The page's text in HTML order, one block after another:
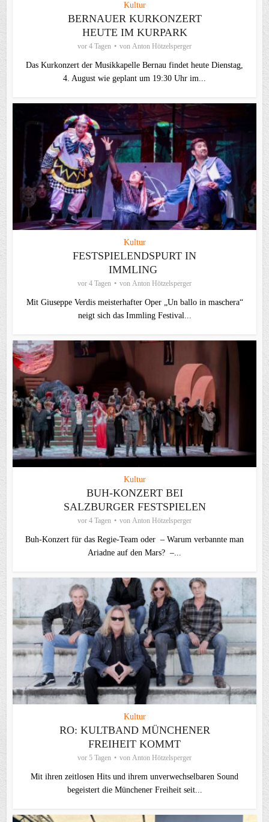
Kultur
BERNAUER KURKONZERT
HEUTE IM KURPARK
vor 4 Tagen von Anton Hötzelsperger
Das Kurkonzert der Musikkapelle Bernau findet heute Dienstag,
4. August wie geplant um 19:30 Uhr im...
Kultur
FESTSPIELENDSPURT IN
IMMLING
vor 4 Tagen von Anton Hötzelsperger
Mit Giuseppe Verdis meisterhafter Oper „Un ballo in maschera“
neigt sich das Immling Festival...
Kultur
BUH-KONZERT BEI
SALZBURGER FESTSPIELEN
vor 4 Tagen von Anton Hötzelsperger
Buh-Konzert für das Regie-Team oder – Warum verbannte man
Ariadne auf den Mars? –...
Kultur
RO: KULTBAND MÜNCHENER
FREIHEIT KOMMT
vor 5 Tagen von Anton Hötzelsperger
Mit ihren zeitlosen Hits und ihrem unverwechselbaren Sound
begeistert die Münchener Freiheit seit...